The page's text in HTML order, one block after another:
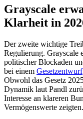
Grayscale
Klarheit in
Der zweite wichtige
Regulierung. Grayscale
politischer Blockaden
bei einem Gesetzentwurf
Obwohl das Gesetz
Dynamik laut Pandl
Interesse an klareren
Vermögenswerte zeigten.